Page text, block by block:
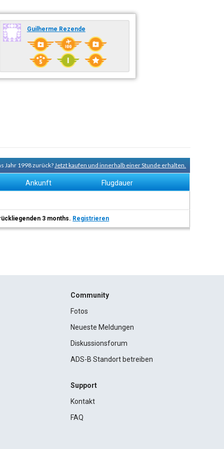
Guilherme Rezende
Jahr 1998 zurück?Jetzt kaufen und innerhalb einer Stunde erhalten.
Ankunft Flugdauer
3 months. Registrieren
Community
Fotos
Neueste Meldungen
Diskussionsforum
ADS-B Standort betreiben
Support
Kontakt
FAQ